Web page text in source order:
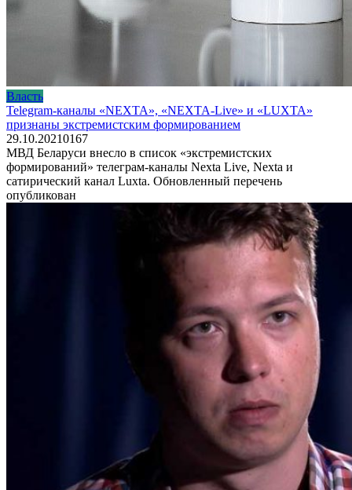
Власть
Telegram-каналы «NEXTA», «NEXTA-Live» и «LUXTA»
признаны экстремистским формированием
29.10.20210167
МВД Беларуси внесло в список «экстремистских
формирований» телеграм-каналы Nexta Live, Nexta и
сатирический канал Luxta. Обновленный перечень
опубликован